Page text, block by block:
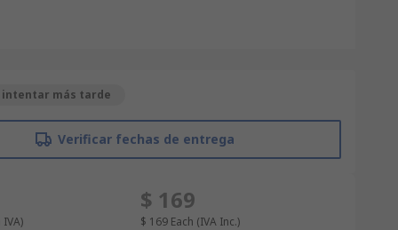
intentar más tarde
Verificar fechas de entrega
IVA)
$ 169
$ 169 Each (IVA Inc.)